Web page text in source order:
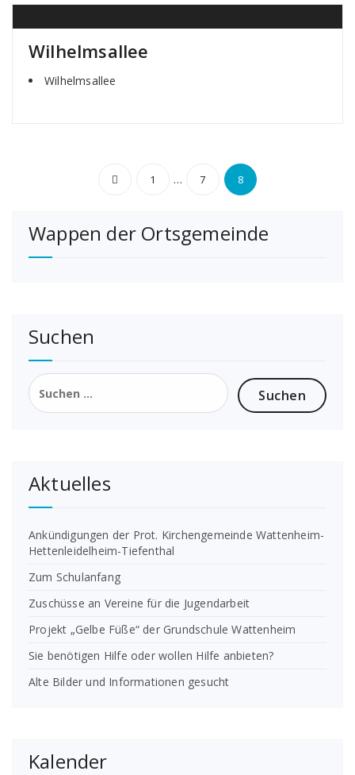
Wilhelmsallee
Wilhelmsallee
Beiträge
1 … 7 8
Wappen der Ortsgemeinde
Suchen
Suchen
nach:
Aktuelles
Ankündigungen der Prot. Kirchengemeinde Wattenheim-
Hettenleidelheim-Tiefenthal
Zum Schulanfang
Zuschüsse an Vereine für die Jugendarbeit
Projekt „Gelbe Füße“ der Grundschule Wattenheim
Sie benötigen Hilfe oder wollen Hilfe anbieten?
Alte Bilder und Informationen gesucht
Kalender